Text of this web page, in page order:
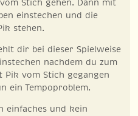
Stich gehen. Dann mit
einstechen und die
stehen.
dir bei dieser Spielweise
nachdem du zum
Pik vom Stich gegangen
ein Tempoproblem.
einfaches und kein